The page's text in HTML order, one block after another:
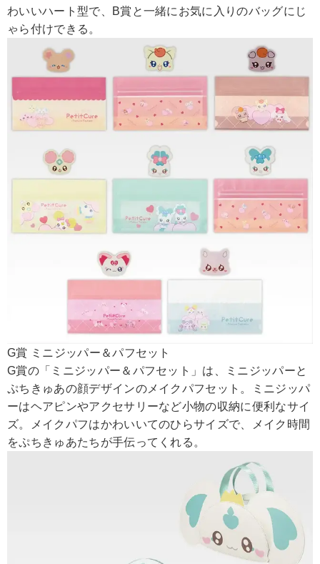
わいいハート型で、B賞と一緒にお気に入りのバッグにじ
ゃら付けできる。
G賞 ミニジッパー＆パフセット
G賞の「ミニジッパー＆パフセット」は、ミニジッパーと
ぷちきゅあの顔デザインのメイクパフセット。ミニジッパ
ーはヘアピンやアクセサリーなど小物の収納に便利なサイ
ズ。メイクパフはかわいいてのひらサイズで、メイク時間
をぷちきゅあたちが手伝ってくれる。